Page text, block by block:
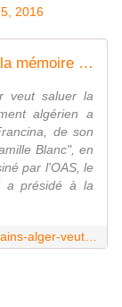
2016
ÉVIAN-LES-BAINS Alger veut saluer la mémoire de l'ancien maire Camille Blanc
veut saluer la
algérien a
de son
Blanc", en
par l'OAS, le
a présidé à la